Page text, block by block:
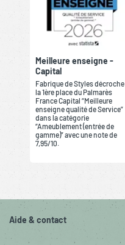
Meilleure enseigne -
Capital
Fabrique de Styles décroche
la 1ère place du Palmarès
France Capital “Meilleure
enseigne qualité de Service”
dans la catégorie
“Ameublement (entrée de
gamme)” avec une note de
7,95/10.
Aide & contact